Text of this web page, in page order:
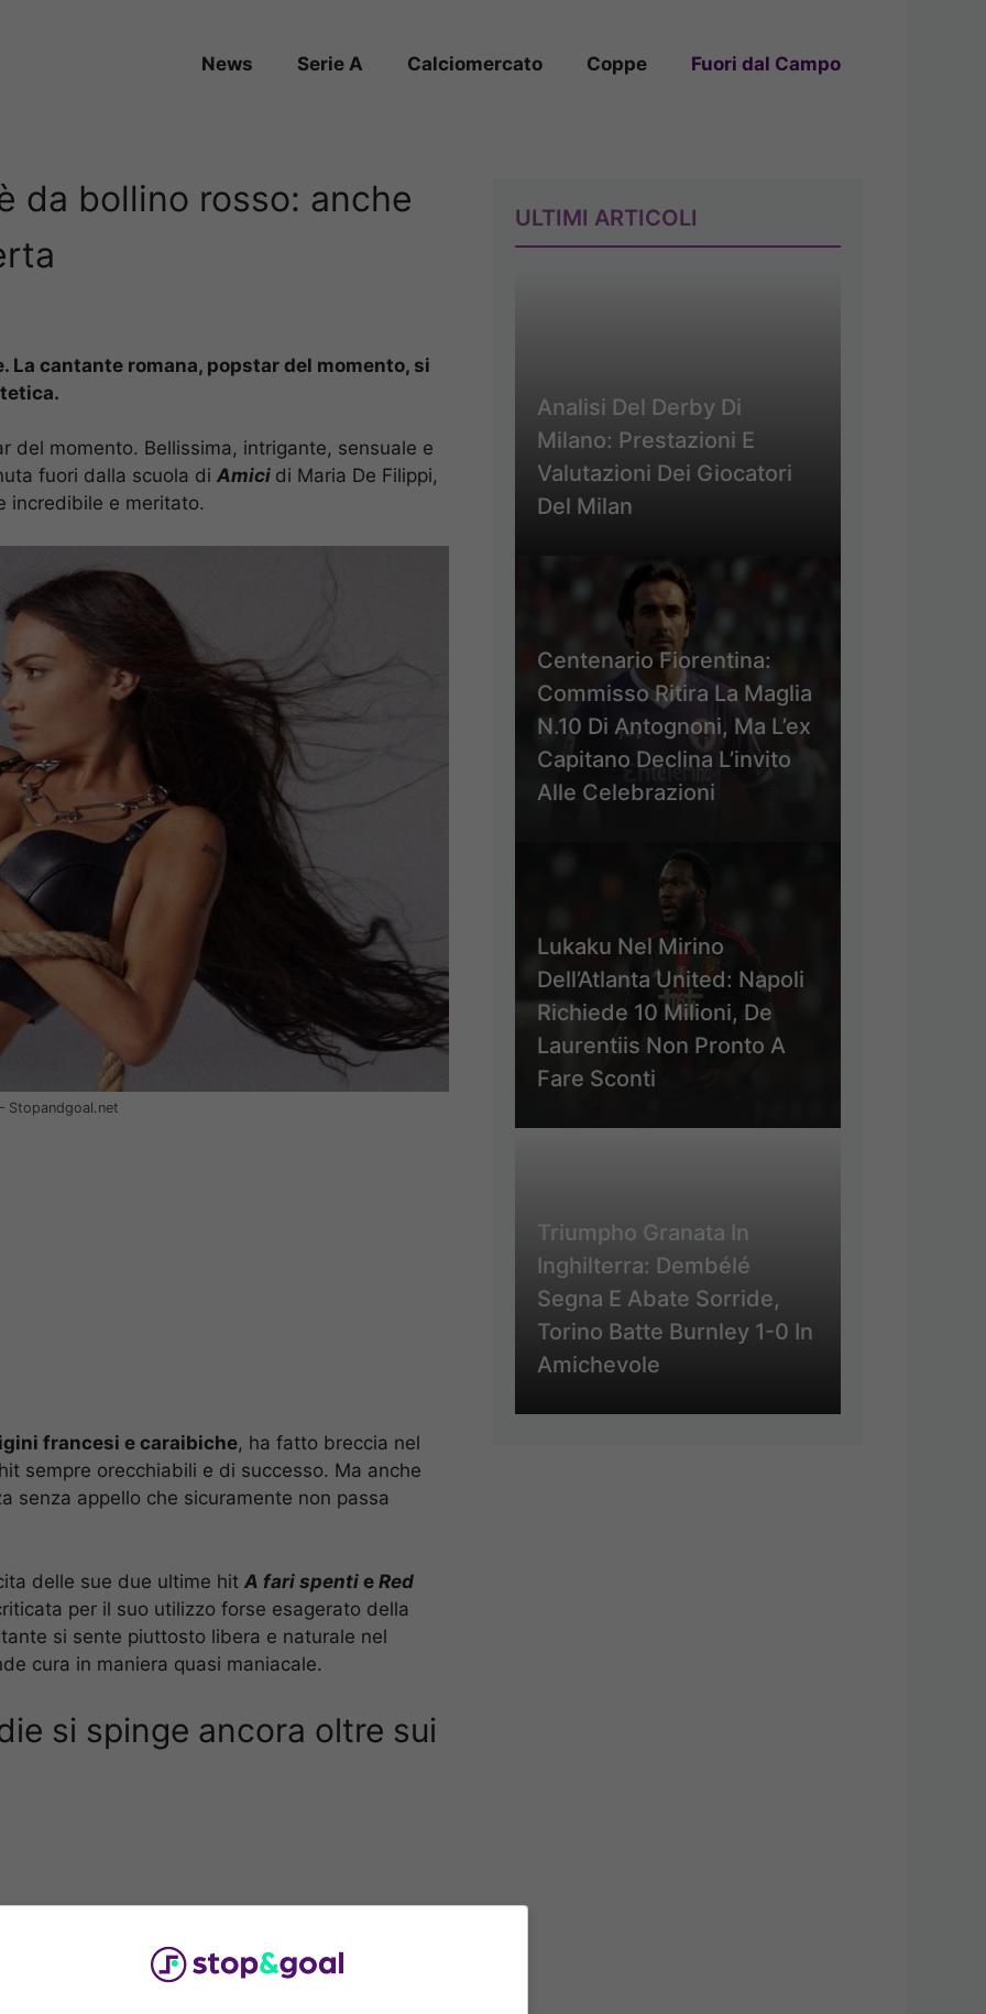
News Serie A Calciomercato Coppe Fuori dal Campo
da bollino rosso: anche
La cantante romana, popstar del momento, si
del momento. Bellissima, intrigante, sensuale e
fuori dalla scuola di Amici di Maria De Filippi,
incredibile e meritato.
Stopandgoal.net
francesi e caraibiche, ha fatto breccia nel
sempre orecchiabili e di successo. Ma anche
senza appello che sicuramente non passa
delle sue due ultime hit A fari spenti e Red
per il suo utilizzo forse esagerato della
si sente piuttosto libera e naturale nel
cura in maniera quasi maniacale.
si spinge ancora oltre sui
ULTIMI ARTICOLI
Analisi Del Derby Di
Milano: Prestazioni E
Valutazioni Dei Giocatori
Del Milan
Centenario Fiorentina:
Commisso Ritira La Maglia
N.10 Di Antognoni, Ma L’ex
Capitano Declina L’invito
Alle Celebrazioni
Lukaku Nel Mirino
Dell’Atlanta United: Napoli
Richiede 10 Milioni, De
Laurentiis Non Pronto A
Fare Sconti
Triumpho Granata In
Inghilterra: Dembélé
Segna E Abate Sorride,
Torino Batte Burnley 1-0 In
Amichevole